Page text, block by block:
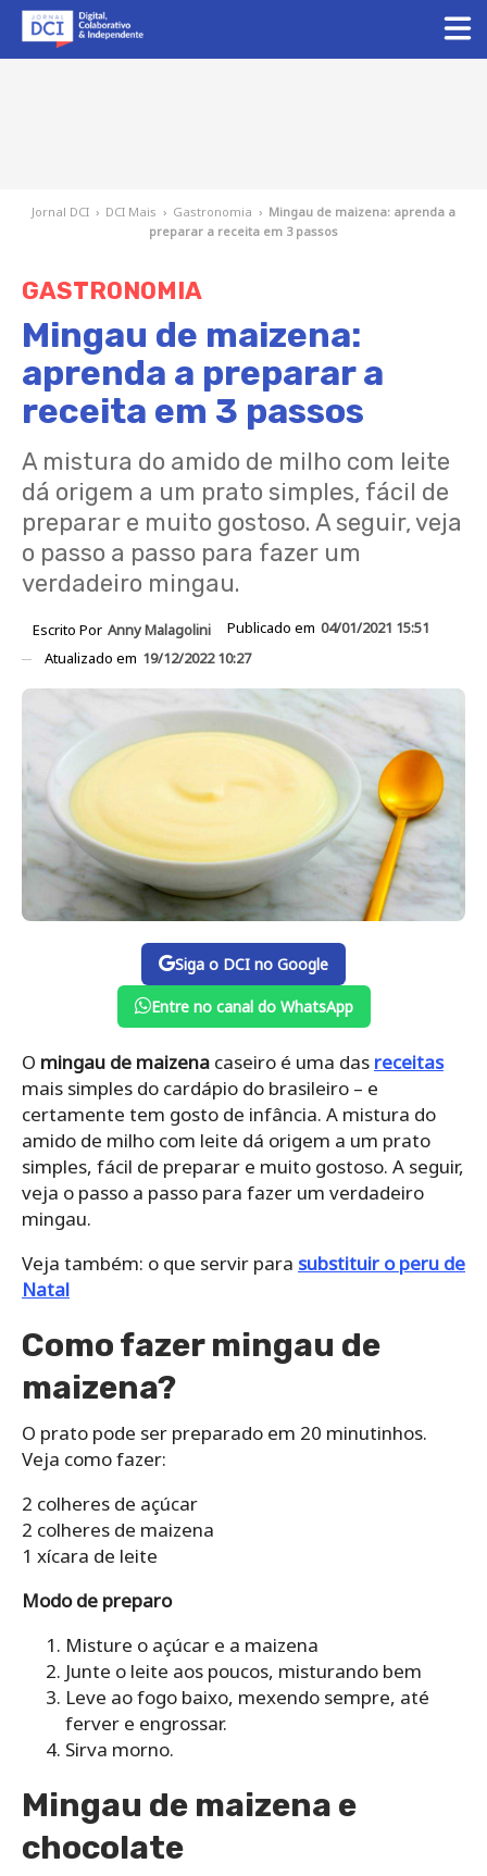
Jornal DCI › DCI Mais › Gastronomia › Mingau de maizena: aprenda a
preparar a receita em 3 passos
GASTRONOMIA
Mingau de maizena:
aprenda a preparar a
receita em 3 passos
A mistura do amido de milho com leite
dá origem a um prato simples, fácil de
preparar e muito gostoso. A seguir, veja
o passo a passo para fazer um
verdadeiro mingau.
Escrito Por Anny Malagolini Publicado em 04/01/2021 15:51
Atualizado em 19/12/2022 10:27
Siga o DCI no Google
Entre no canal do WhatsApp
O mingau de maizena caseiro é uma das receitas
mais simples do cardápio do brasileiro – e
certamente tem gosto de infância. A mistura do
amido de milho com leite dá origem a um prato
simples, fácil de preparar e muito gostoso. A seguir,
veja o passo a passo para fazer um verdadeiro
mingau.
Veja também: o que servir para substituir o peru de
Natal
Como fazer mingau de
maizena?
O prato pode ser preparado em 20 minutinhos.
Veja como fazer:
2 colheres de açúcar
2 colheres de maizena
1 xícara de leite
Modo de preparo
Misture o açúcar e a maizena
Junte o leite aos poucos, misturando bem
Leve ao fogo baixo, mexendo sempre, até
ferver e engrossar.
Sirva morno.
Mingau de maizena e
chocolate